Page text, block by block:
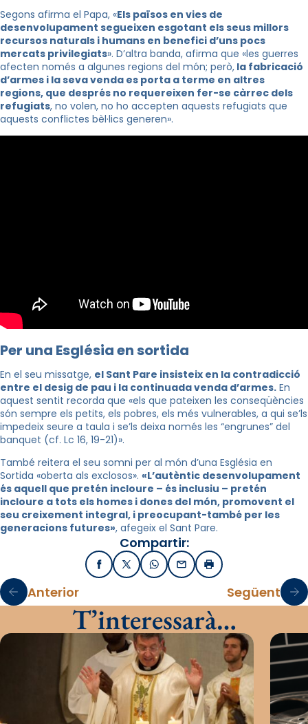
Segons afirma el Papa, «Els països en vies de
desenvolupament segueixen esgotant els seus millors
recursos naturals i humans en benefici d’uns pocs
mercats privilegiats». D’altra banda, afirma que «les guerres
afecten només a algunes regions del món; però, la fabricació
d’armes i la seva venda es porta a terme en altres
regions, que després no requereixen fer-se càrrec dels
refugiats, no volen, no ho accepten aquests refugiats que
aquests conflictes bèl·lics generen».
Per una Església en sortida
En el seu missatge, el Sant Pare insisteix en la contradicció
entre el desig de pau i la continuada venda d’armes. En
aquest sentit recorda que «els que pateixen les conseqüències
són sempre els petits, els pobres, els més vulnerables, a qui se’ls
impedeix seure a taula i se’ls deixa només les “engrunes” del
banquet (cf. Lc 16, 19-21)».
També reitera el seu somni per al món d’una Església en
Sortida «oberta als exclosos». «L’autèntic desenvolupament
és aquell que pretén incloure – és inclusiu – pretén
incloure a tots els homes i dones del món, promovent el
seu creixement integral, i preocupant-també per les
generacions futures», afegeix el Sant Pare.
Compartir:
FacebookX / TwitterWhatsApp
EmailImprimir
Anterior Següent
T’interessarà…